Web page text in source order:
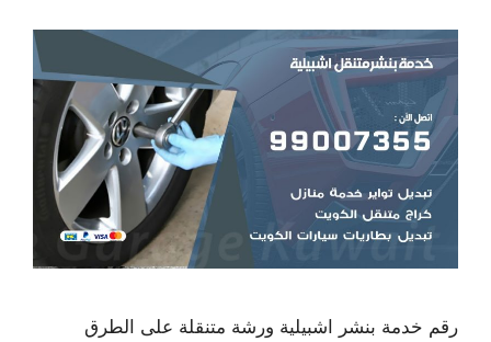
رقم خدمة بنشر اشبيلية ورشة متنقلة على الطرق